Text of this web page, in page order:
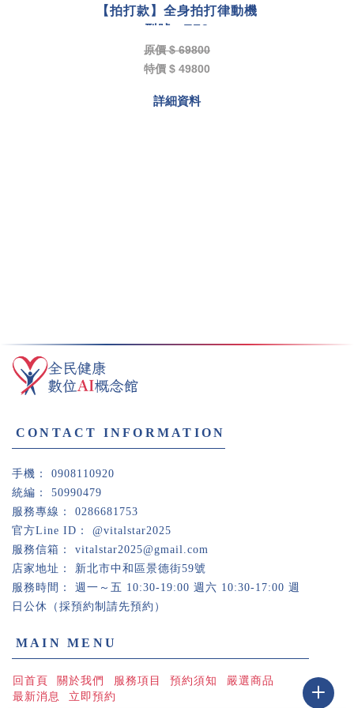
【拍打款】全身拍打律動機
型號 : TF3
原價 $ 69800
特價 $ 49800
詳細資料
@vitalstar2025
0286681753
0908110920
50990479
vitalstar2025@gmail.com
新北市中和區景德街59號
週一～五 10:30-19:00 週六 10:30-17:00 週
日公休（採預約制請先預約）
回首頁 關於我們 服務項目 預約須知
嚴選商品
最新消息
立即預約